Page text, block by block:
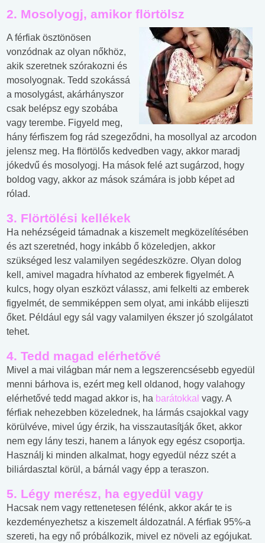
2. Mosolyogj, amikor flörtölsz
A férfiak ösztönösen
vonzódnak az olyan nőkhöz,
akik szeretnek szórakozni és
mosolyognak. Tedd szokássá
a mosolygást, akárhányszor
csak belépsz egy szobába
vagy terembe. Figyeld meg,
hány férfiszem fog rád szegeződni, ha mosollyal az arcodon
jelensz meg. Ha flörtölős kedvedben vagy, akkor maradj
jókedvű és mosolyogj. Ha mások felé azt sugárzod, hogy
boldog vagy, akkor az mások számára is jobb képet ad
rólad.
3. Flörtölési kellékek
Ha nehézségeid támadnak a kiszemelt megközelítésében
és azt szeretnéd, hogy inkább ő közeledjen, akkor
szükséged lesz valamilyen segédeszközre. Olyan dolog
kell, amivel magadra hívhatod az emberek figyelmét. A
kulcs, hogy olyan eszközt válassz, ami felkelti az emberek
figyelmét, de semmiképpen sem olyat, ami inkább elijeszti
őket. Például egy sál vagy valamilyen ékszer jó szolgálatot
tehet.
4. Tedd magad elérhetővé
Mivel a mai világban már nem a legszerencsésebb egyedül
menni bárhova is, ezért meg kell oldanod, hogy valahogy
elérhetővé tedd magad akkor is, ha barátokkal vagy. A
férfiak nehezebben közelednek, ha lármás csajokkal vagy
körülvéve, mivel úgy érzik, ha visszautasítják őket, akkor
nem egy lány teszi, hanem a lányok egy egész csoportja.
Használj ki minden alkalmat, hogy egyedül nézz szét a
biliárdasztal körül, a bárnál vagy épp a teraszon.
5. Légy merész, ha egyedül vagy
Hacsak nem vagy rettenetesen félénk, akkor akár te is
kezdeményezhetsz a kiszemelt áldozatnál. A férfiak 95%-a
szereti, ha egy nő próbálkozik, mivel ez növeli az egójukat.